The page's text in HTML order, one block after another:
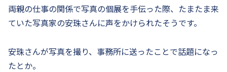
両親の仕事の関係で写真の個展を手伝った際、たまたま来
ていた写真家の安珠さんに声をかけられたそうです。
安珠さんが写真を撮り、事務所に送ったことで話題になっ
たとか。